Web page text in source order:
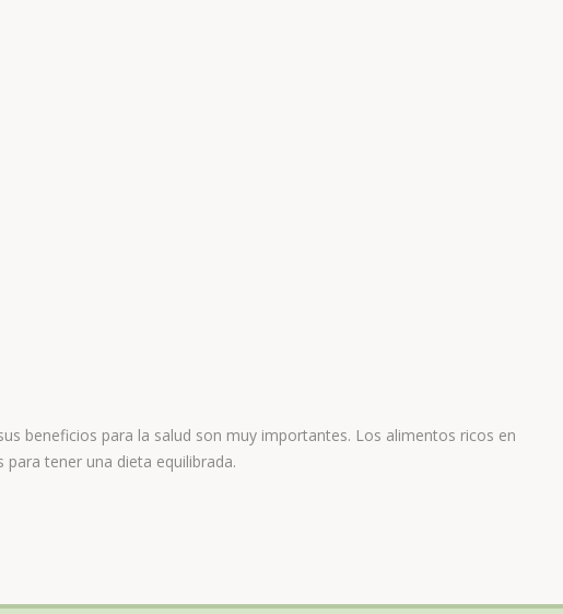
beneficios para la salud son muy importantes. Los alimentos ricos en
tener una dieta equilibrada.